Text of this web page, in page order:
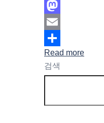
Facebook
Mastodon
Email
Share
Read more
검색